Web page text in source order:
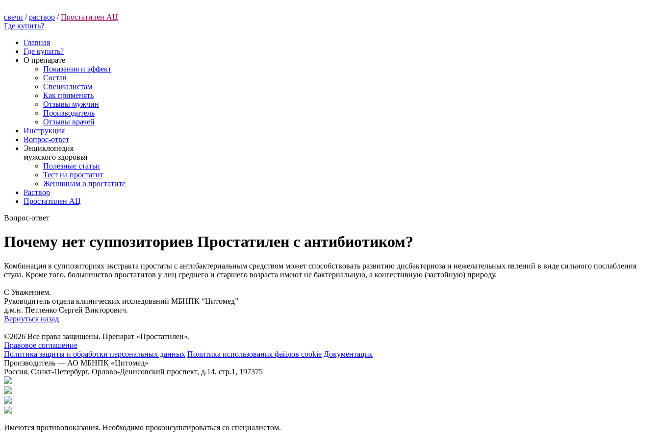
свечи / раствор / Простатилен АЦ
Где купить?
Главная
Где купить?
О препарате
Показания и эффект
Состав
Специалистам
Как применять
Отзывы мужчин
Производитель
Отзывы врачей
Инструкция
Вопрос-ответ
Энциклопедия
мужского здоровья
Полезные статьи
Тест на простатит
Женщинам о простатите
Раствор
Простатилен АЦ
Вопрос-ответ
Почему нет суппозиториев Простатилен с антибиотиком?
Комбинация в суппозиториях экстракта простаты с антибактериальным средством может способствовать развитию дисбактериоза и нежелательных явлений в виде сильного послабления
стула. Кроме того, большинство простатитов у лиц среднего и старшего возраста имеют не бактериальную, а конгестивную (застойную) природу.
С Уважением.
Руководитель отдела клинических исследований МБНПК “Цитомед”
д.м.н. Петленко Сергей Викторович.
Вернуться назад
©2026 Все права защищены. Препарат «Простатилен».
Правовое соглашение
Политика защиты и обработки персональных данных Политика использования файлов cookie Документация
Производитель — АО МБНПК «Цитомед»
Россия, Санкт-Петербург, Орлово-Денисовский проспект, д.14, стр.1, 197375
Имеются противопоказания. Необходимо проконсультироваться со специалистом.